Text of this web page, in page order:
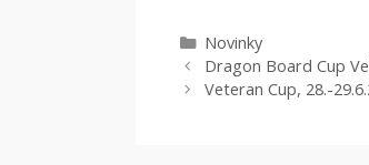
Rubriky
Novinky
Dragon Board Cup
Veteran Cup, 28.-